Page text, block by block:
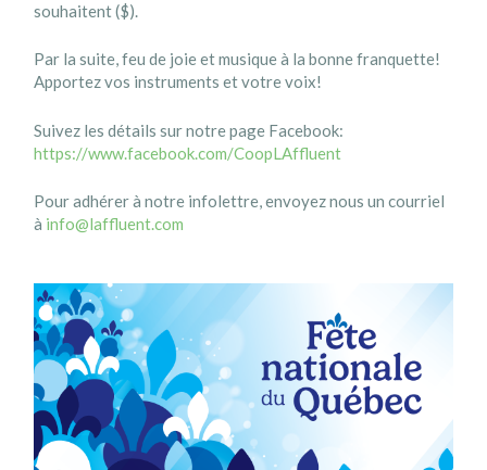
souhaitent ($).
Par la suite, feu de joie et musique à la bonne franquette!
Apportez vos instruments et votre voix!
Suivez les détails sur notre page Facebook:
https://www.facebook.com/CoopLAffluent
Pour adhérer à notre infolettre, envoyez nous un courriel
à info@laffluent.com